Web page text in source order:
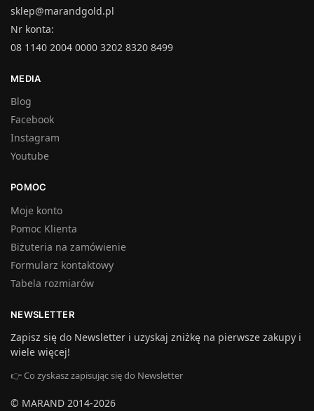
sklep@marandgold.pl
Nr konta:
08 1140 2004 0000 3202 8320 8499
MEDIA
Blog
Facebook
Instagram
Youtube
POMOC
Moje konto
Pomoc Klienta
Biżuteria na zamówienie
Formularz kontaktowy
Tabela rozmiarów
NEWSLETTER
Zapisz się do Newsletter i uzyskaj zniżkę na pierwsze zakupy i
wiele więcej!
👉 Co zyskasz zapisując się do Newsletter
© MARAND 2014-2026